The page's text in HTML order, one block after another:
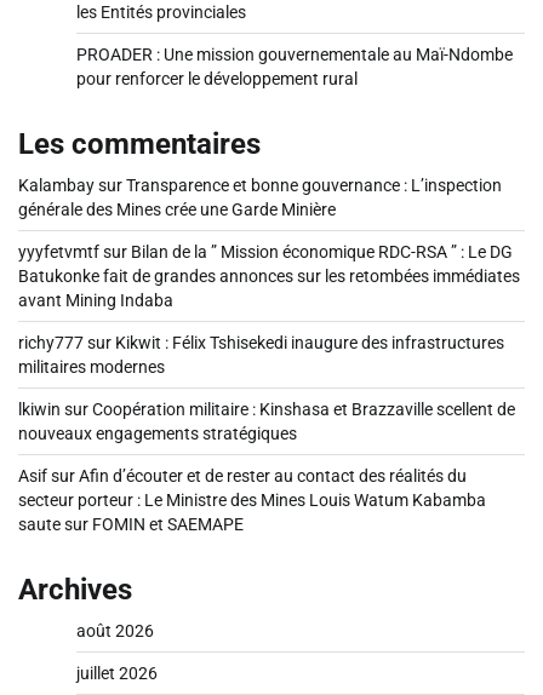
les Entités provinciales
PROADER : Une mission gouvernementale au Maï-Ndombe
pour renforcer le développement rural
Les commentaires
KalambaysurTransparence et bonne gouvernance : L’inspection
générale des Mines crée une Garde Minière
yyyfetvmtfsur Bilan de la ” Mission économique RDC-RSA ” : Le DG
Batukonke fait de grandes annonces sur les retombées immédiates
avant Mining Indaba
richy777sur Kikwit : Félix Tshisekedi inaugure des infrastructures
militaires modernes
lkiwin surCoopération militaire : Kinshasa et Brazzaville scellent de
nouveaux engagements stratégiques
AsifsurAfin d’écouter et de rester au contact des réalités du
secteur porteur : Le Ministre des Mines Louis Watum Kabamba
saute sur FOMIN et SAEMAPE
Archives
août 2026
juillet 2026